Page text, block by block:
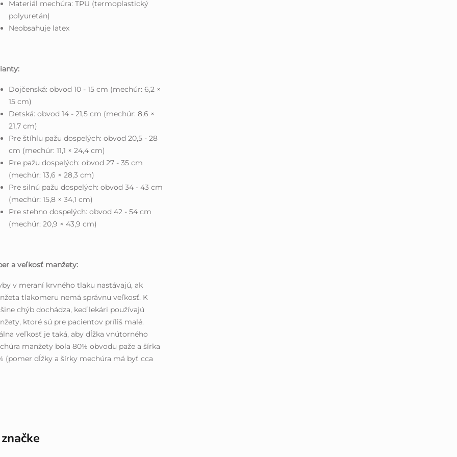
Materiál mechúra: TPU (termoplastický
polyuretán)
Neobsahuje latex
Dojčenská: obvod 10 - 15 cm (mechúr: 6,2 ×
15 cm)
Detská: obvod 14 - 21,5 cm (mechúr: 8,6 ×
21,7 cm)
Pre štíhlu pažu dospelých: obvod 20,5 - 28
cm (mechúr: 11,1 × 24,4 cm)
Pre pažu dospelých: obvod 27 - 35 cm
(mechúr: 13,6 × 28,3 cm)
Pre silnú pažu dospelých: obvod 34 - 43 cm
(mechúr: 15,8 × 34,1 cm)
Pre stehno dospelých: obvod 42 - 54 cm
(mechúr: 20,9 × 43,9 cm)
a veľkosť manžety:
v meraní krvného tlaku nastávajú, ak
tlakomeru nemá správnu veľkosť. K
chýb dochádza, keď lekári používajú
ktoré sú pre pacientov príliš malé.
veľkosť je taká, aby dĺžka vnútorného
manžety bola 80% obvodu paže a šírka
(pomer dĺžky a šírky mechúra má byť cca